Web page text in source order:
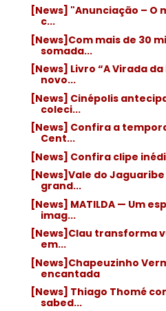
[News] "Anunciação – O
c...
[News]Com mais de 30
somada...
[News] Livro “A Virada
novo...
[News] Cinépolis
coleci...
[News] Confira a
Cent...
[News] Confira clipe
[News]Vale do
grand...
[News] MATILDA — Um
imag...
[News]Clau transforma
em...
[News]Chapeuzinho
encantada
[News] Thiago Thomé
sabed...